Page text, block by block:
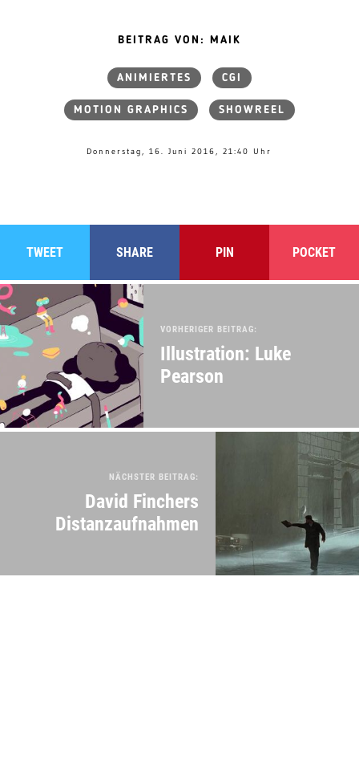
BEITRAG VON: MAIK
ANIMIERTES CGI
MOTION GRAPHICS SHOWREEL
Donnerstag, 16. Juni 2016, 21:40 Uhr
TWEET SHARE PIN POCKET
VORHERIGER BEITRAG:
Illustration: Luke
Pearson
NÄCHSTER BEITRAG:
David Finchers
Distanzaufnahmen